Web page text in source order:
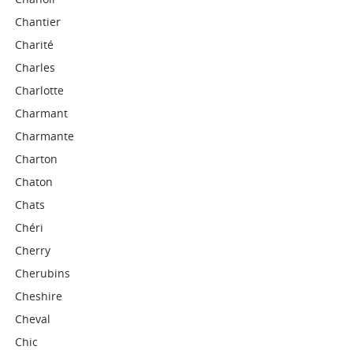
Chantier
Charité
Charles
Charlotte
Charmant
Charmante
Charton
Chaton
Chats
Chéri
Cherry
Cherubins
Cheshire
Cheval
Chic